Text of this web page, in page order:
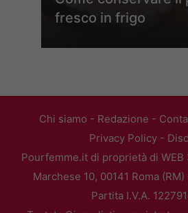
fresco in frigo
Chi siamo - Redazione -
Privacy Policy-
Pourfemme.it di proprietà di WEB
Marchese 10, 00141 Roma
Partita I.V.A.